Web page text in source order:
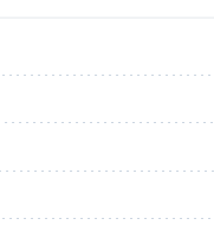
80 мм
общую